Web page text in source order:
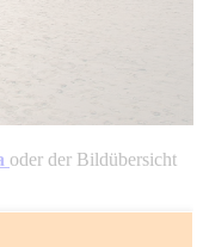
oder der Bildübersicht